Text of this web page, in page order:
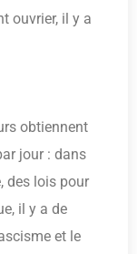
ouvrier, il y a
obtiennent
jour : dans
des lois pour
il y a de
et le